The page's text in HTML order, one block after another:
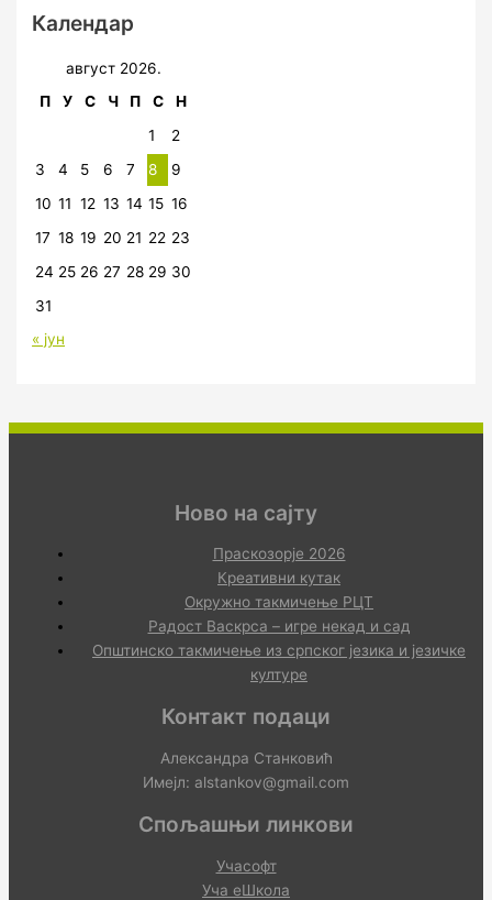
Календар
август 2026.
П
У С Ч П С
Н
1
2
3
4 5 6 7 8
9
10 11 12 13 14 15 16
17 18 19 20 21 22 23
24 25 26 27 28 29 30
31
« јун
Ново на сајту
Праскозорје 2026
Креативни кутак
Окружно такмичење РЦТ
Радост Васкрса – игре некад и сад
Општинско такмичење из српског језика и језичке
културе
Контакт подаци
Александра Станковић
Имејл: alstankov@gmail.com
Спољашњи линкови
Учасофт
Уча еШкола